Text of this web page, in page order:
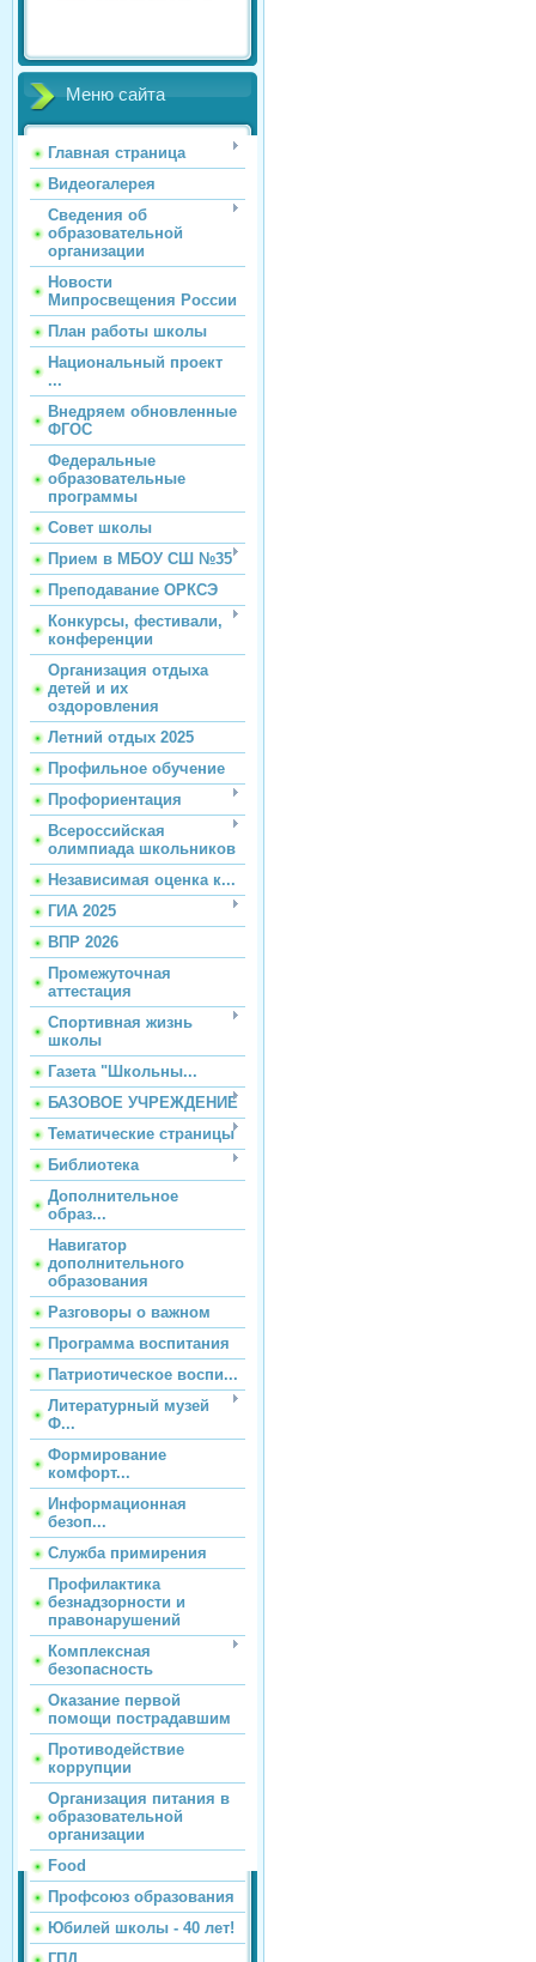
Меню сайта
Главная страница
Видеогалерея
Сведения об
образовательной
организации
Новости
Мипросвещения России
План работы школы
Национальный проект
...
Внедряем обновленные
ФГОС
Федеральные
образовательные
программы
Совет школы
Прием в МБОУ СШ №35
Преподавание ОРКСЭ
Конкурсы, фестивали,
конференции
Организация отдыха
детей и их
оздоровления
Летний отдых 2025
Профильное обучение
Профориентация
Всероссийская
олимпиада школьников
Независимая оценка к...
ГИА 2025
ВПР 2026
Промежуточная
аттестация
Спортивная жизнь
школы
Газета "Школьны...
БАЗОВОЕ УЧРЕЖДЕНИЕ
Тематические страницы
Библиотека
Дополнительное
образ...
Навигатор
дополнительного
образования
Разговоры о важном
Программа воспитания
Патриотическое воспи...
Литературный музей
Ф...
Формирование
комфорт...
Информационная
безоп...
Служба примирения
Профилактика
безнадзорности и
правонарушений
Комплексная
безопасность
Оказание первой
помощи пострадавшим
Противодействие
коррупции
Организация питания в
образовательной
организации
Food
Профсоюз образования
Юбилей школы - 40 лет!